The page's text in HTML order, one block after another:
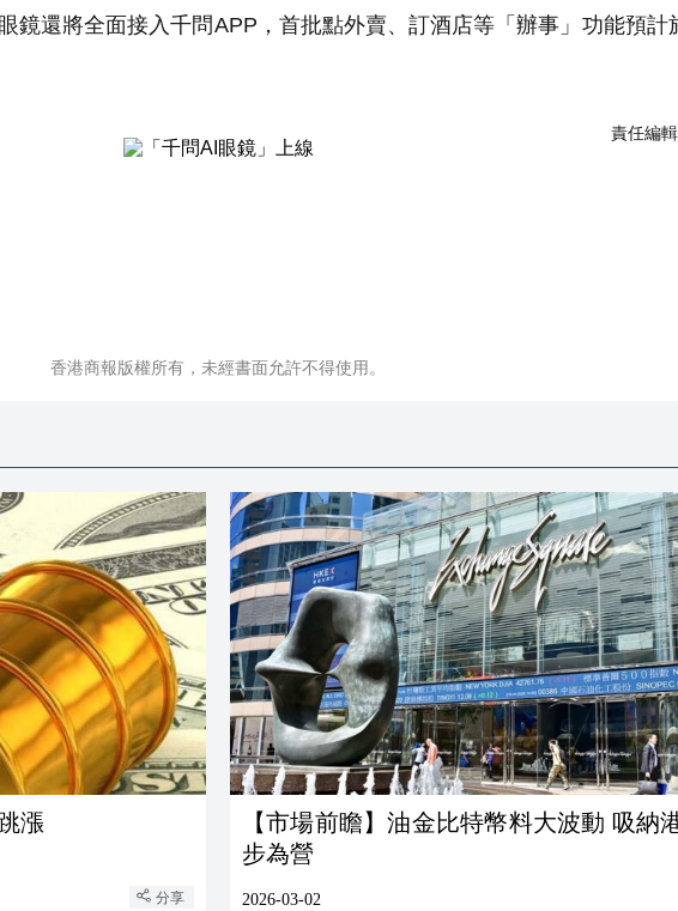
鏡還將全面接入千問APP，首批點外賣、訂酒店等「辦事」功能預計
責任編
香港商報版權所有，未經書面允許不得使用。
漲
分享
【市場前瞻】油金比特幣料大波動 吸納
步為營
2026-03-02